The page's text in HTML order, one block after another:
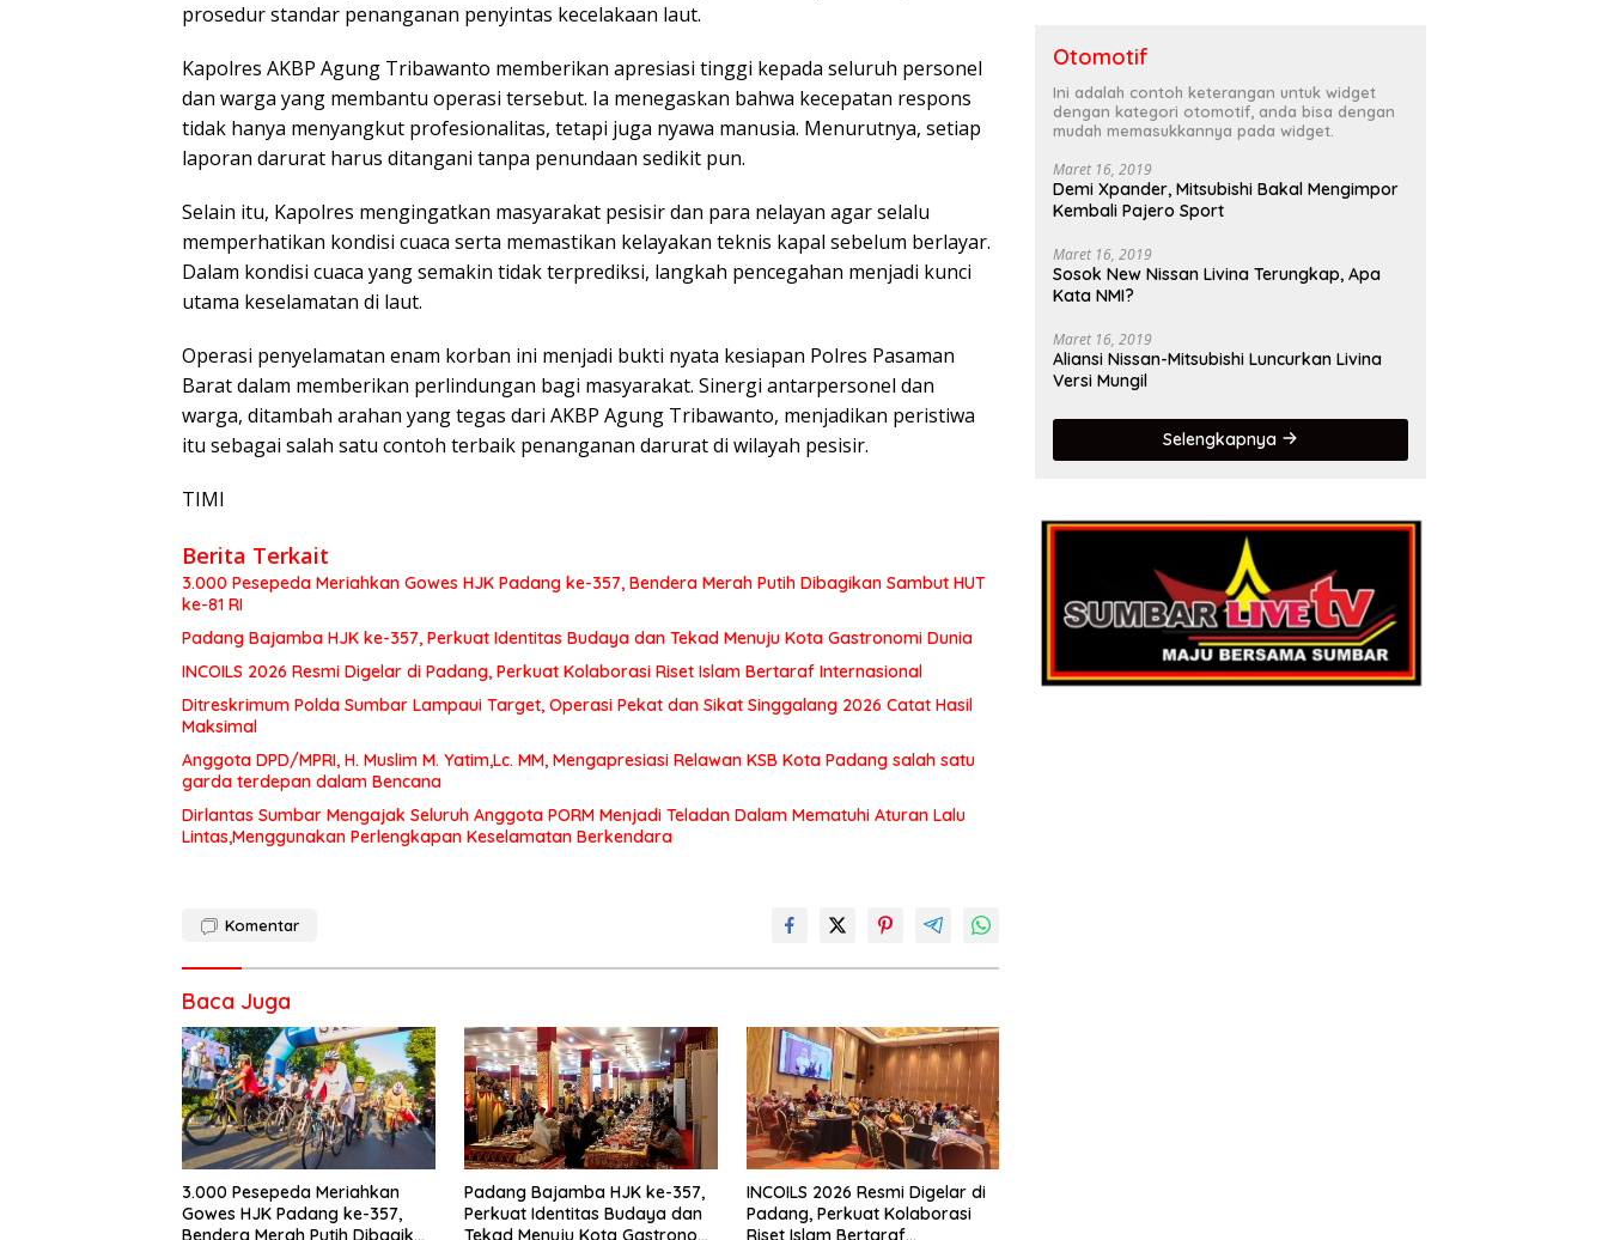
prosedur standar penanganan penyintas kecelakaan laut.
Kapolres AKBP Agung Tribawanto memberikan apresiasi tinggi kepada seluruh personel
dan warga yang membantu operasi tersebut. Ia menegaskan bahwa kecepatan respons
tidak hanya menyangkut profesionalitas, tetapi juga nyawa manusia. Menurutnya, setiap
laporan darurat harus ditangani tanpa penundaan sedikit pun.
Selain itu, Kapolres mengingatkan masyarakat pesisir dan para nelayan agar selalu
memperhatikan kondisi cuaca serta memastikan kelayakan teknis kapal sebelum berlayar.
Dalam kondisi cuaca yang semakin tidak terprediksi, langkah pencegahan menjadi kunci
utama keselamatan di laut.
Operasi penyelamatan enam korban ini menjadi bukti nyata kesiapan Polres Pasaman
Barat dalam memberikan perlindungan bagi masyarakat. Sinergi antarpersonel dan
warga, ditambah arahan yang tegas dari AKBP Agung Tribawanto, menjadikan peristiwa
itu sebagai salah satu contoh terbaik penanganan darurat di wilayah pesisir.
TIMl
Berita Terkait
3.000 Pesepeda Meriahkan Gowes HJK Padang ke-357, Bendera Merah Putih Dibagikan Sambut HUT
ke-81 RI
Padang Bajamba HJK ke-357, Perkuat Identitas Budaya dan Tekad Menuju Kota Gastronomi Dunia
INCOILS 2026 Resmi Digelar di Padang, Perkuat Kolaborasi Riset Islam Bertaraf Internasional
Ditreskrimum Polda Sumbar Lampaui Target, Operasi Pekat dan Sikat Singgalang 2026 Catat Hasil
Maksimal
Anggota DPD/MPRI, H. Muslim M. Yatim,Lc. MM, Mengapresiasi Relawan KSB Kota Padang salah satu
garda terdepan dalam Bencana
Dirlantas Sumbar Mengajak Seluruh Anggota PORM Menjadi Teladan Dalam Mematuhi Aturan Lalu
Lintas,Menggunakan Perlengkapan Keselamatan Berkendara
Komentar
Baca Juga
3.000 Pesepeda Meriahkan
Gowes HJK Padang ke-357,
Padang Bajamba HJK ke-357,
Perkuat Identitas Budaya dan
INCOILS 2026 Resmi Digelar di
Padang, Perkuat Kolaborasi
Otomotif
Ini adalah contoh keterangan untuk widget
dengan kategori otomotif, anda bisa dengan
mudah memasukkannya pada widget.
Maret 16, 2019
Demi Xpander, Mitsubishi Bakal Mengimpor
Kembali Pajero Sport
Maret 16, 2019
Sosok New Nissan Livina Terungkap, Apa
Kata NMI?
Maret 16, 2019
Aliansi Nissan-Mitsubishi Luncurkan Livina
Versi Mungil
Selengkapnya